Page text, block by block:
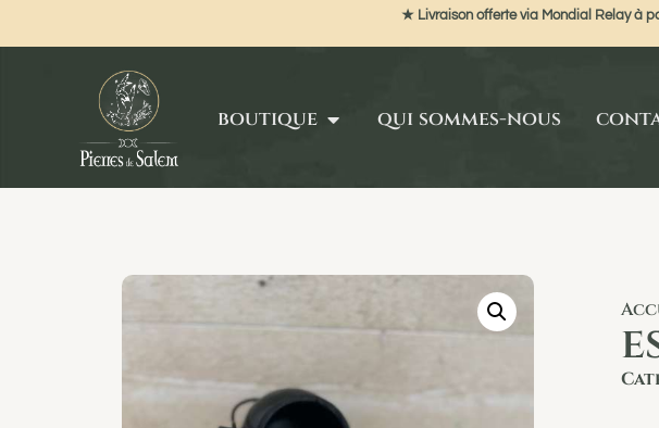
★ Livraison offerte via Mondial Relay à
boutique qui sommes-nous